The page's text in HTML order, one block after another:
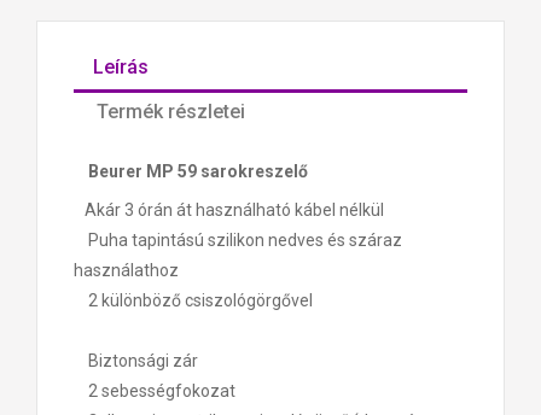
Leírás
Termék részletei
Beurer MP 59 sarokreszelő
Akár 3 órán át használható kábel nélkül
Puha tapintású szilikon nedves és száraz
használathoz
2 különböző csiszológörgővel
Biztonsági zár
2 sebességfokozat